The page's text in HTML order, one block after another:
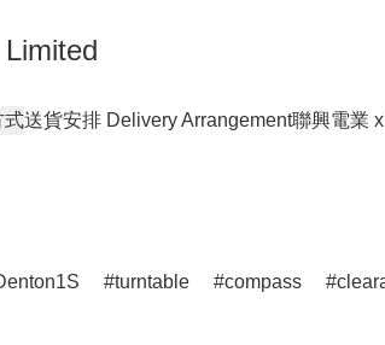
式送貨安排 Delivery Arrangement聯興電業
turntable compass